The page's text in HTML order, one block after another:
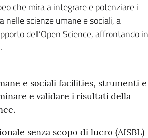
che mira a integrare e potenziare i
scienze umane e sociali, a
dell’Open Science, affrontando in
e sociali facilities, strumenti e
e validare i risultati della
senza scopo di lucro (AISBL)